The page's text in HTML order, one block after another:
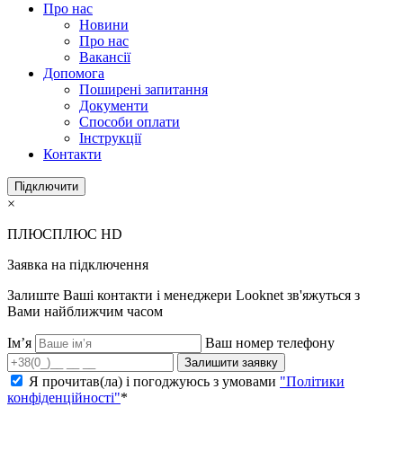
Про нас
Новини
Про нас
Вакансії
Допомога
Поширені запитання
Документи
Способи оплати
Інструкції
Контакти
Підключити
×
ПЛЮСПЛЮС HD
Заявка на підключення
Залиште Ваші контакти і менеджери Looknet зв'яжуться з
Вами найближчим часом
Ім’я Ваш номер телефону
Залишити заявку
Я прочитав(ла) і погоджуюсь з умовами "Політики
конфіденційності"*